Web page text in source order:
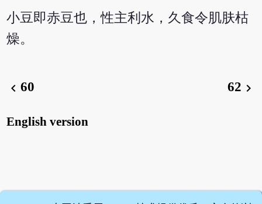
小豆即赤豆也，性主利水，久食令肌肤枯
燥。
chevron_left60 62 chevron_right
English version